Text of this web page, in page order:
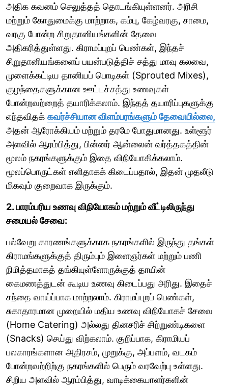
அதிக கவனம் செலுத்தத் தொடங்கியுள்ளனர். அரிசி
மற்றும் கோதுமைக்கு மாற்றாக, கம்பு, கேழ்வரகு, சாமை,
வரகு போன்ற சிறுதானியங்களின் தேவை
அதிகரித்துள்ளது. கிராமப்புறப் பெண்கள், இந்தச்
சிறுதானியங்களைப் பயன்படுத்திச் சத்து மாவு கலவை,
முளைக்கட்டிய தானியப் பொடிகள் (Sprouted Mixes),
குழந்தைகளுக்கான ஊட்டச்சத்து உணவுகள்
போன்றவற்றைத் தயாரிக்கலாம். இந்தத் தயாரிப்புகளுக்கு
எந்தவிதக் கவர்ச்சியான விளம்பரங்களும் தேவையில்லை,
அதன் ஆரோக்கியம் மற்றும் தரமே போதுமானது. உள்ளூர்
அளவில் ஆரம்பித்து, பின்னர் ஆன்லைன் வர்த்தகத்தின்
மூலம் நகரங்களுக்கும் இதை விநியோகிக்கலாம்.
மூலப்பொருட்கள் எளிதாகக் கிடைப்பதால், இதன் முதலீடு
மிகவும் குறைவாக இருக்கும்.
2. பாரம்பரிய உணவு விநியோகம் மற்றும் வீட்டிலிருந்து
சமையல் சேவை:
பல்வேறு காரணங்களுக்காக நகரங்களில் இருந்து தங்கள்
கிராமங்களுக்குத் திரும்பும் இளைஞர்கள் மற்றும் பணி
நிமித்தமாகத் தங்கியுள்ளோருக்குத் தாயின்
கைமணத்துடன் கூடிய உணவு கிடைப்பது அரிது. இதைச்
சந்தை வாய்ப்பாக மாற்றலாம். கிராமப்புறப் பெண்கள்,
சுகாதாரமான முறையில் மதிய உணவு விநியோகச் சேவை
(Home Catering) அல்லது தினசரிச் சிற்றுண்டிகளை
(Snacks) செய்து விற்கலாம். குறிப்பாக, கிராமியப்
பலகாரங்களான அதிரசம், முறுக்கு, அப்பளம், வடகம்
போன்றவற்றிற்கு நகரங்களில் பெரும் வரவேற்பு உள்ளது.
சிறிய அளவில் ஆரம்பித்து, வாடிக்கையாளர்களின்